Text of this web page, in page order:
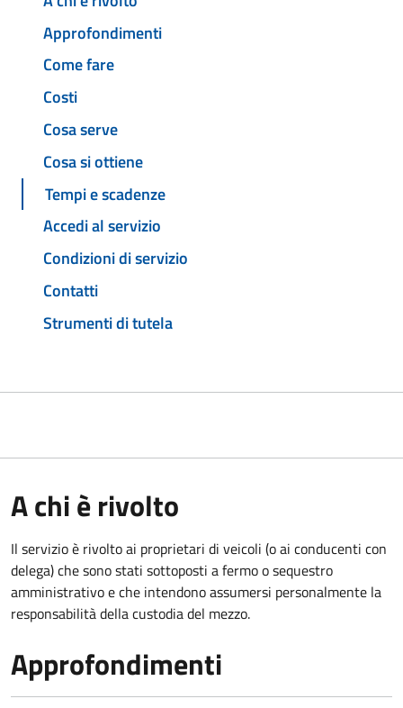
Approfondimenti
Come fare
Costi
Cosa serve
Cosa si ottiene
Tempi e scadenze
Accedi al servizio
Condizioni di servizio
Contatti
Strumenti di tutela
A chi è rivolto
Il servizio è rivolto ai proprietari di veicoli (o ai conducenti con
delega) che sono stati sottoposti a fermo o sequestro
amministrativo e che intendono assumersi personalmente la
responsabilità della custodia del mezzo.
Approfondimenti